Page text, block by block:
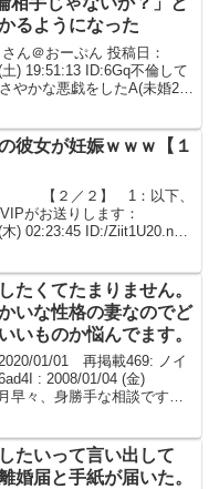
るようになった
ん＠おーぷん 投稿日：
) 19:51:13 ID:6Gq不倫して
やかな悪戯をしたA(未婚25
日まで迷...
彼女が妊娠ｗｗｗ【１
【２／２】 1：以下、
がお送りします：
) 02:23:45 ID:/Ziit1U20.net
たくてたまりません。
いな性格の妻なのでど
いものか悩んでます。
01/01 再掲載469: ノイ
: 2008/01/04 (金)
早々、身勝手な相談ですが
たいって言い出して
婚届と手紙が届いた。